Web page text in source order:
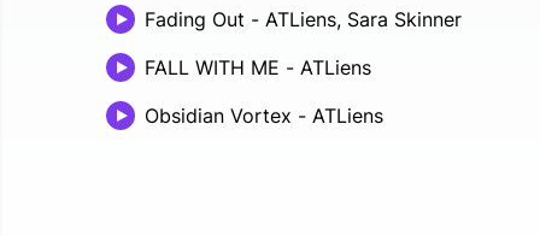
Fading Out - ATLiens, Sara Skinner
FALL WITH ME - ATLiens
Obsidian Vortex - ATLiens